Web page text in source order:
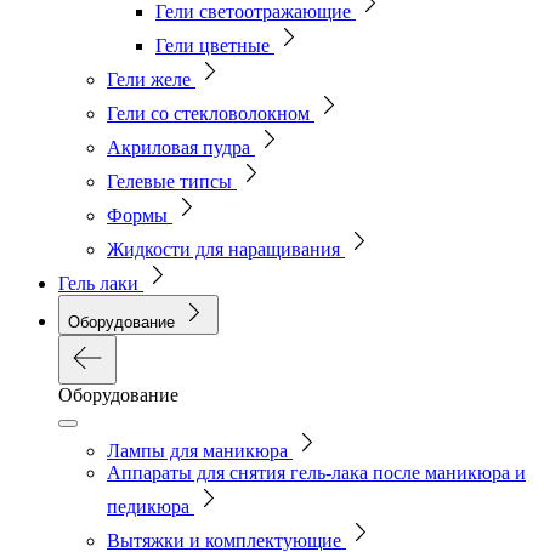
Гели светоотражающие
Гели цветные
Гели желе
Гели со стекловолокном
Акриловая пудра
Гелевые типсы
Формы
Жидкости для наращивания
Гель лаки
Оборудование
Оборудование
Лампы для маникюра
Аппараты для снятия гель-лака после маникюра и
педикюра
Вытяжки и комплектующие